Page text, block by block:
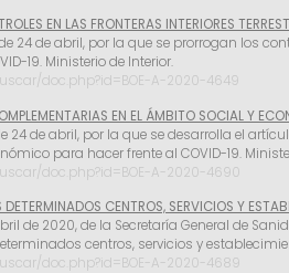
EN LAS FRONTERAS INTERIORES
24 de abril, por la que se prorrogan los
19. Ministerio de Interior.
doc.php?id=BOE-A-2020-4649
EN EL ÁMBITO SOCIAL Y
24 de abril, por la que se desarrolla el
para hacer frente al COVID-19.
doc.php?id=BOE-A-2020-4690
DETERMINADOS CENTROS, SERVICIOS Y
de 2020, de la Secretaría General de
centros, servicios y
doc.php?id=BOE-A-2020-4689